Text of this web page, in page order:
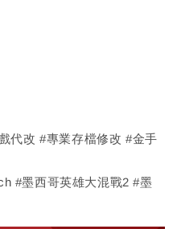
代改 #專業存檔修改 #金手
#墨西哥英雄大混戰2 #墨